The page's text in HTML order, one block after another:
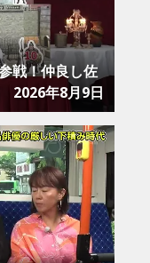
戦！仲良し佐
2026年8月9日